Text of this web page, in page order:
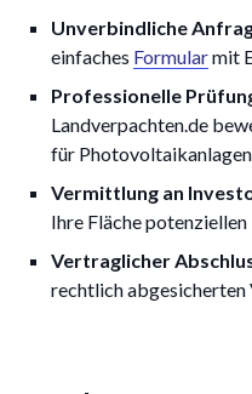
Unverbindliche
einfaches Formularmit
Professionelle
Landverpachten.de
für
Vermittlung an
Ihre Fläche
Vertraglicher
rechtlich